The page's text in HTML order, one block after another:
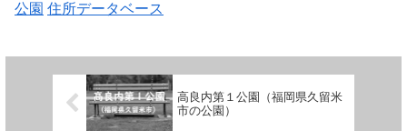
公園 住所データベース
高良内第１公園（福岡県久留米
市の公園）